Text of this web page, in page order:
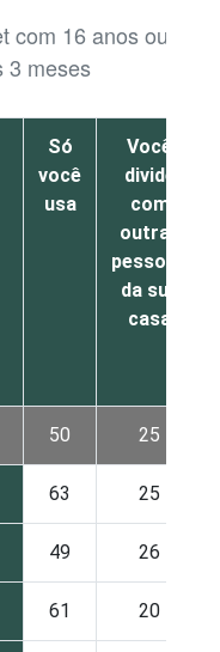
com 16 anos ou
3 meses
Só
você
usa
Você
divide
com
outras
pessoas
da sua
casa
50 25
63 25
49 26
61 20